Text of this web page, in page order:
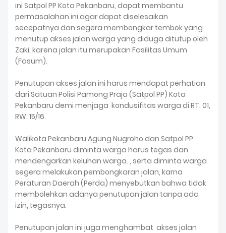
ini Satpol PP Kota Pekanbaru, dapat membantu
permasalahan ini agar dapat diselesaikan
secepatnya dan segera membongkar tembok yang
menutup akses jalan warga yang diduga ditutup oleh
Zaki, karena jalan itu merupakan Fasilitas Umum
(Fasum).
Penutupan akses jalan ini harus mendapat perhatian
dari Satuan Polisi Pamong Praja (Satpol PP) Kota
Pekanbaru demi menjaga kondusifitas warga di RT. 01,
RW. 15/16.
Walikota Pekanbaru Agung Nugroho dan Satpol PP
Kota Pekanbaru diminta warga harus tegas dan
mendengarkan keluhan warga. , serta diminta warga
segera melakukan pembongkaran jalan, karna
Peraturan Daerah (Perda) menyebutkan bahwa tidak
membolehkan adanya penutupan jalan tanpa ada
izin, tegasnya.
Penutupan jalan ini juga menghambat akses jalan